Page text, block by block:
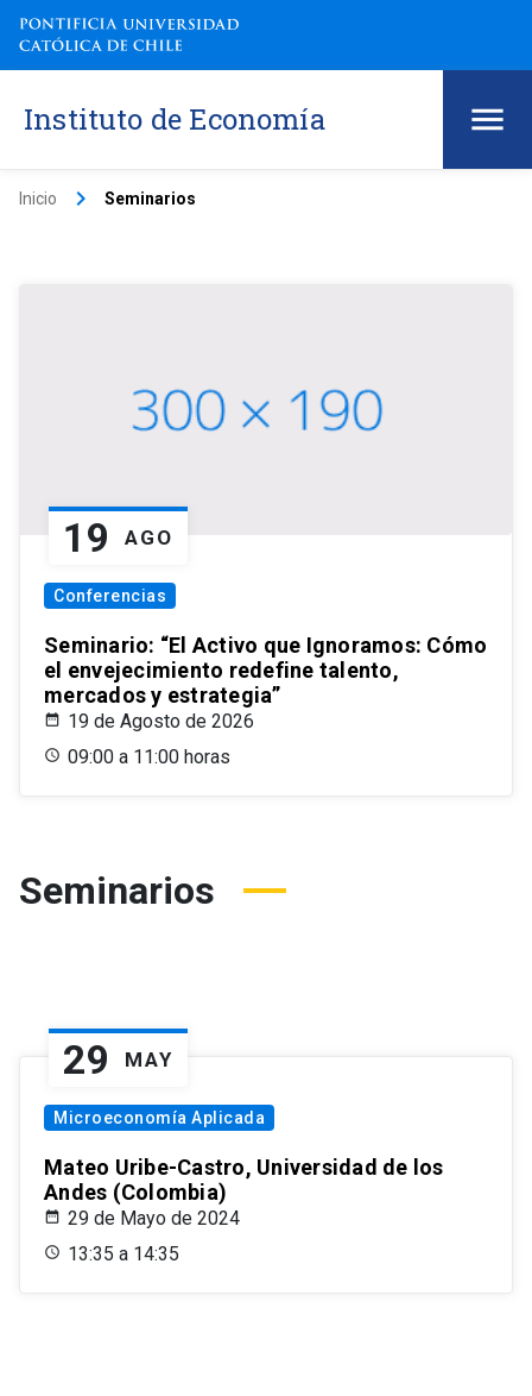
Instituto de Economía
Inicio keyboard_arrow_right Seminarios
19 AGO
Conferencias
Seminario: “El Activo que Ignoramos: Cómo
el envejecimiento redefine talento,
mercados y estrategia”
19 de Agosto de 2026
09:00 a 11:00 horas
Seminarios
29 MAY
Microeconomía Aplicada
Mateo Uribe-Castro, Universidad de los
Andes (Colombia)
29 de Mayo de 2024
13:35 a 14:35